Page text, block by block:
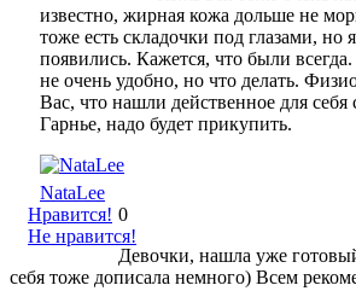
известно, жирная кожа дольше не
тоже есть складочки под глазами, но
появились. Кажется, что были
не очень удобно, но что делать.
Вас, что нашли действенное для
Гарнье, надо будет прикупить.
NataLee
Нравится!
Не нравится!
0
Девочки, нашла уже
себя тоже дописала немного) Всем